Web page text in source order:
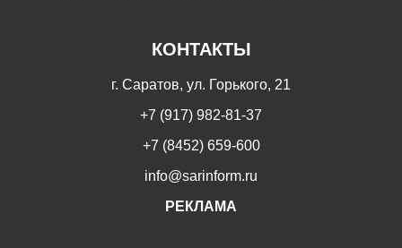
КОНТАКТЫ
г. Саратов, ул. Горького, 21
+7 (917) 982-81-37
+7 (8452) 659-600
info@sarinform.ru
РЕКЛАМА